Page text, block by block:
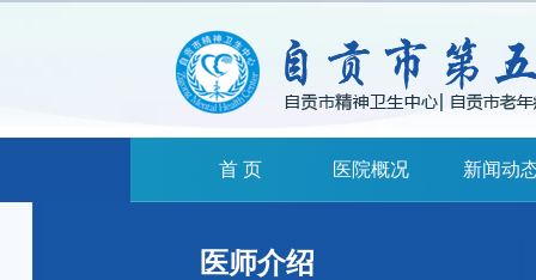
首 页 医院概况 新闻动
医师介绍